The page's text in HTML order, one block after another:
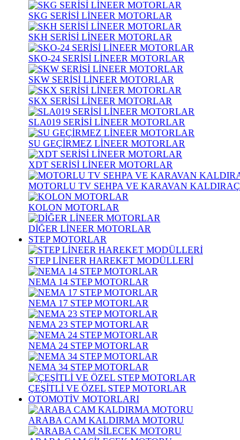
SKG SERİSİ LİNEER MOTORLAR
SKH SERİSİ LİNEER MOTORLAR
SKO-24 SERİSİ LİNEER MOTORLAR
SKW SERİSİ LİNEER MOTORLAR
SKX SERİSİ LİNEER MOTORLAR
SLA019 SERİSİ LİNEER MOTORLAR
SU GEÇİRMEZ LİNEER MOTORLAR
XDT SERİSİ LİNEER MOTORLAR
MOTORLU TV SEHPA VE KARAVAN KALDIRAÇ
KOLON MOTORLAR
DİĞER LİNEER MOTORLAR
STEP MOTORLAR
STEP LİNEER HAREKET MODÜLLERİ
NEMA 14 STEP MOTORLAR
NEMA 17 STEP MOTORLAR
NEMA 23 STEP MOTORLAR
NEMA 24 STEP MOTORLAR
NEMA 34 STEP MOTORLAR
ÇEŞİTLİ VE ÖZEL STEP MOTORLAR
OTOMOTİV MOTORLARI
ARABA CAM KALDIRMA MOTORU